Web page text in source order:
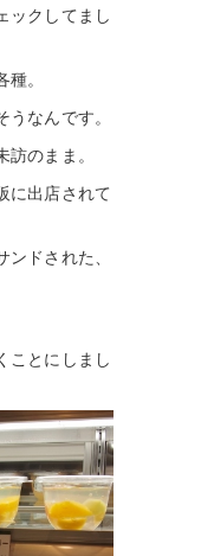
ックしてまし
。
なんです。
のまま。
に出店されて
ドされた、
ことにしまし